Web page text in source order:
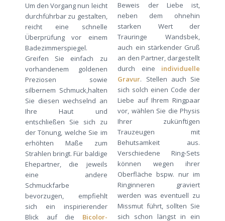
Um den Vorgang nun leicht
durchführbar zu gestalten,
reicht eine schnelle
Überprüfung vor einem
Badezimmerspiegel.
Greifen Sie einfach zu
vorhandenem goldenen
Preziosen sowie
silbernem Schmuck,halten
Sie diesen wechselnd an
Ihre Haut und
entschließen Sie sich zu
der Tönung, welche Sie im
erhöhten Maße zum
Strahlen bringt. Für baldige
Ehepartner, die jeweils
eine andere
Schmuckfarbe
bevorzugen, empfiehlt
sich ein inspirierender
Blick auf die Bicolor-
Beweis der Liebe ist,
neben dem ohnehin
starken Wert der
Trauringe Wandsbek,
auch ein stärkender Gruß
an den Partner, dargestellt
durch eine individuelle
Gravur. Stellen auch Sie
sich solch einen Code der
Liebe auf Ihrem Ringpaar
vor, wählen Sie die Physis
Ihrer zukünftigen
Trauzeugen mit
Behutsamkeit aus.
Verschiedene Ring-Sets
können wegen ihrer
Oberfläche bspw. nur im
Ringinneren graviert
werden was eventuell zu
Missmut führt, sollten Sie
sich schon längst in ein